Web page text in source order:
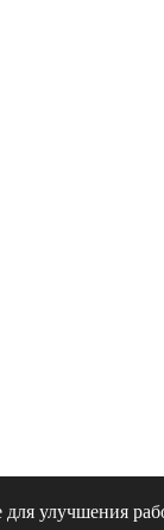
улучшения